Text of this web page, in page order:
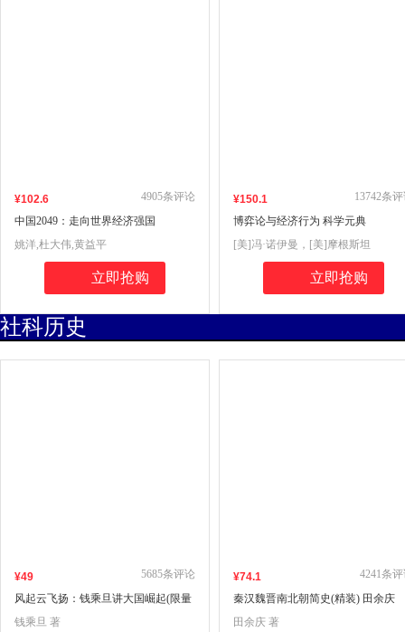
¥102.6
中国2049：走向世界经济强国
4905条评论
姚洋,杜大伟,黄益平
立即抢购
¥150.1
博弈论与经济行为 科学元典
13742条
[美]冯·诺伊曼，[美]摩根斯坦
立即抢购
社科历史
¥49
风起云飞扬：钱乘旦讲大国崛起(限量
作者签章版，数量有限售完止）
5685条评论
钱乘旦 著
¥74.1
秦汉魏晋南北朝简史(精装) 田余庆
4241条
田余庆 著